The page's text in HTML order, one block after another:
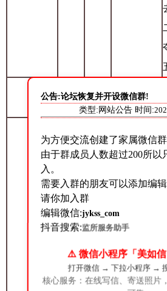
15
区
凯
年
公告:论坛恢复并开设微信群!
类型:网站公告 时间:
为方便交流创建了家属微信群
由于群成员人数超过200所以
入。
需要入群的朋友可以添加编
请你加入群
编辑微信:jykss_com
抖音搜索:监所服务助手
⚠️ 微信小程序「美如信
打开微信 → 下拉小程序 →
核心服务：在线写信、寄送照片